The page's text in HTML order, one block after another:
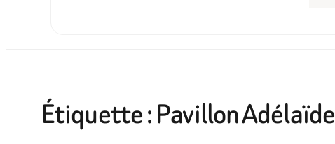
Étiquette :Pavillon Adélaïde